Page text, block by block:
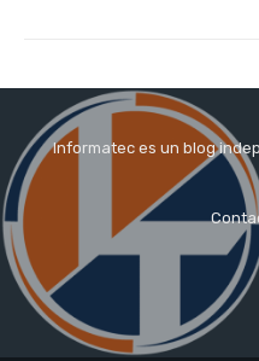
Informatec es un blog